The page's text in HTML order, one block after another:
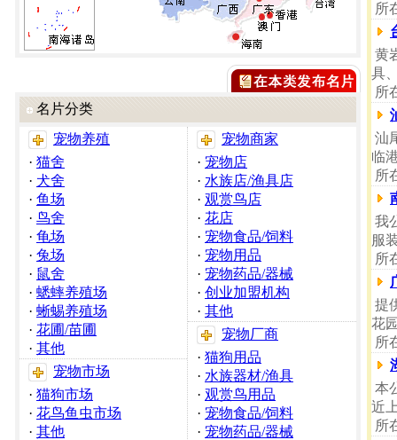
名片分类
宠物养殖
· 猫舍
· 犬舍
· 鱼场
· 鸟舍
· 龟场
· 兔场
· 鼠舍
· 蟋蟀养殖场
· 蜥蜴养殖场
· 花圃/苗圃
· 其他
宠物市场
· 猫狗市场
· 花鸟鱼虫市场
· 其他
宠物商家
· 宠物店
· 水族店/渔具店
· 观赏鸟店
· 花店
· 宠物食品/饲料
· 宠物用品
· 宠物药品/器械
· 创业加盟机构
· 其他
宠物厂商
· 猫狗用品
· 水族器材/渔具
· 观赏鸟用品
· 宠物食品/饲料
· 宠物药品/器械
所
黄
具
所
汕
临
所
我
服
所
提
花
所
本
近
所